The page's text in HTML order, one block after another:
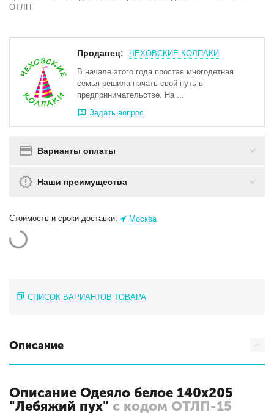
ОТЛП
Продавец:
ЧЕХОВСКИЕ КОЛПАКИ
В начале этого года простая многодетная
семья решила начать свой путь в
предпринимательстве. На ...
Задать вопрос
Варианты оплаты
Наши преимущества
Стоимость и сроки доставки: Москва
СПИСОК ВАРИАНТОВ ТОВАРА
Описание
Описание Одеяло белое 140х205
"Лебяжий пух" с кодом ОТЛП-15